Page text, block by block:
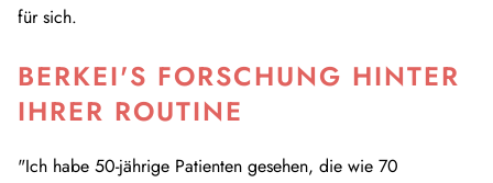
für sich.
BERKEI'S FORSCHUNG HINTER
IHRER ROUTINE
"Ich habe 50-jährige Patienten gesehen, die wie 70